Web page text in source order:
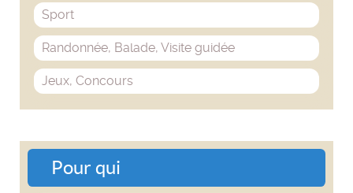
Sport
Randonnée, Balade, Visite guidée
Jeux, Concours
Pour qui